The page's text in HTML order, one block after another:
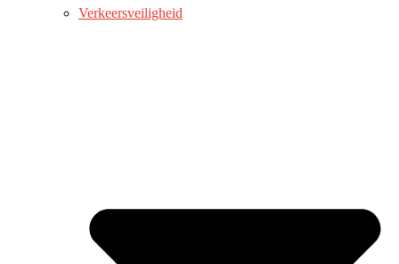
Verkeersveiligheid